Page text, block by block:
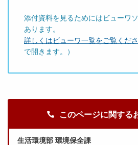
添付資料を見るためにはビューワ
あります。
詳しくはビューワ一覧をご覧くださ
で開きます。）
このページに関する
生活環境部 環境保全課